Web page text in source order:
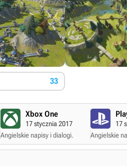
33
Xbox One
17 stycznia 2017
Angielskie napisy i dialogi.
17
Angielskie